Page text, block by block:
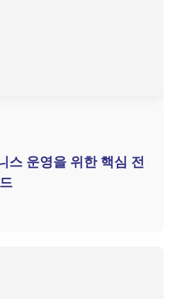
스 운영을 위한 핵심 전